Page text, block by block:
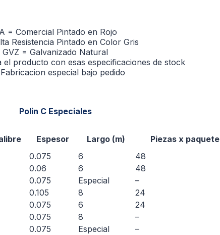
= Comercial Pintado en Rojo
Resistencia Pintado en Color Gris
GVZ = Galvanizado Natural
el producto con esas especificaciones de stock
especial bajo pedido
Polin C Especiales
Espesor Largo (m) Piezas x paquete
0.075 6 48
0.06 6 48
0.075 Especial –
0.105 8 24
0.075 6 24
0.075 8 –
0.075 Especial –